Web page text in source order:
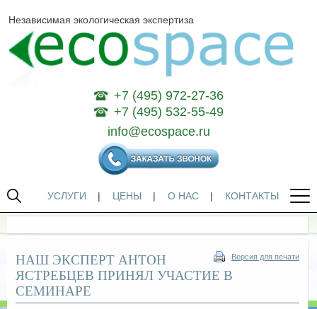
Независимая экологическая экспертиза
+7 (495) 972-27-36
+7 (495) 532-55-49
info@ecospace.ru
УСЛУГИ | ЦЕНЫ | О НАС | КОНТАКТЫ
Версия для печати
НАШ ЭКСПЕРТ АНТОН
ЯСТРЕБЦЕВ ПРИНЯЛ УЧАСТИЕ В
СЕМИНАРЕ